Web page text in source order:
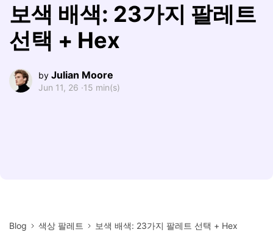
보색 배색: 23가지 팔레트
선택 + Hex
by Julian Moore
Jun 11, 26 ·15 min(s)
Blog 색상 팔레트 보색 배색: 23가지 팔레트 선택 + Hex